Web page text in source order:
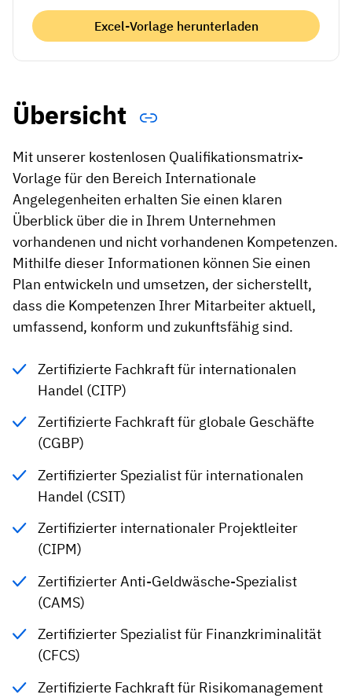
Excel-Vorlage herunterladen
Übersicht
Mit unserer kostenlosen Qualifikationsmatrix-
Vorlage für den Bereich Internationale
Angelegenheiten erhalten Sie einen klaren
Überblick über die in Ihrem Unternehmen
vorhandenen und nicht vorhandenen Kompetenzen.
Mithilfe dieser Informationen können Sie einen
Plan entwickeln und umsetzen, der sicherstellt,
dass die Kompetenzen Ihrer Mitarbeiter aktuell,
umfassend, konform und zukunftsfähig sind.
Zertifizierte Fachkraft für internationalen
Handel (CITP)
Zertifizierte Fachkraft für globale Geschäfte
(CGBP)
Zertifizierter Spezialist für internationalen
Handel (CSIT)
Zertifizierter internationaler Projektleiter
(CIPM)
Zertifizierter Anti-Geldwäsche-Spezialist
(CAMS)
Zertifizierter Spezialist für Finanzkriminalität
(CFCS)
Zertifizierte Fachkraft für Risikomanagement